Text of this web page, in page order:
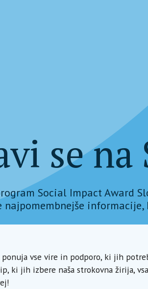
se na
Social Impact Award
najpomembnejše
vse vire in podporo, ki jih
ki jih izbere naša strokovna žirija,